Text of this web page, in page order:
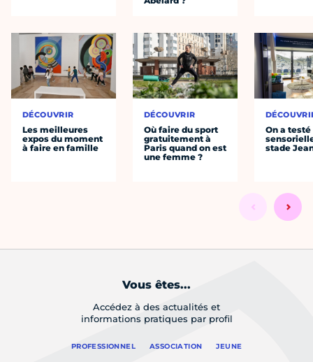
DÉCOUVRIR
Les meilleures
expos du moment
à faire en famille
DÉCOUVRIR
Où faire du sport
gratuitement à
Paris quand on est
une femme ?
On a
stade
Vous êtes...
Accédez à des actualités et
informations pratiques par profil
PROFESSIONNEL ASSOCIATION JEUNE